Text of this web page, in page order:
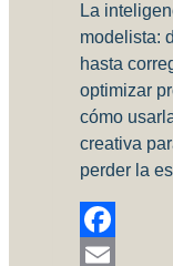
La
modelista:
hasta
optimizar
cómo
creativa
perder la
Facebook